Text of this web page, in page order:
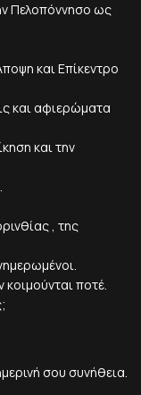
Πελοπόννησο ως
και Επίκεντρο
και αφιερώματα
και την
, της
ποτέ.
σου συνήθεια.